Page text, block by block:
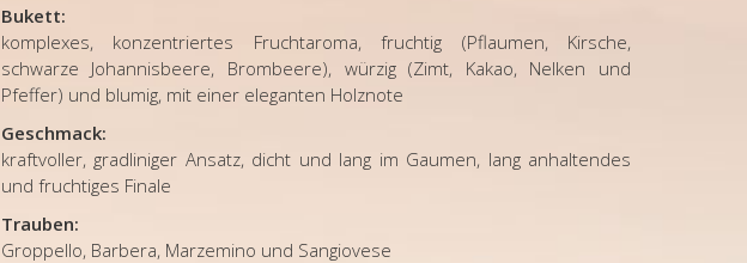
Bukett:
komplexes, konzentriertes Fruchtaroma, fruchtig (Pflaumen, Kirsche,
schwarze Johannisbeere, Brombeere), würzig (Zimt, Kakao, Nelken und
Pfeffer) und blumig, mit einer eleganten Holznote
Geschmack:
kraftvoller, gradliniger Ansatz, dicht und lang im Gaumen, lang anhaltendes
und fruchtiges Finale
Trauben:
Groppello, Barbera, Marzemino und Sangiovese